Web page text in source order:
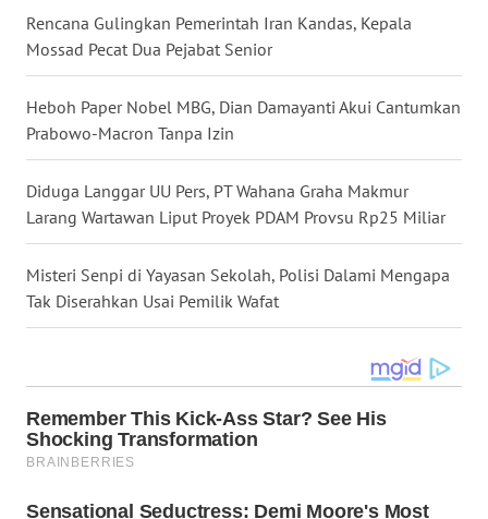
Rencana Gulingkan Pemerintah Iran Kandas, Kepala
Mossad Pecat Dua Pejabat Senior
Heboh Paper Nobel MBG, Dian Damayanti Akui Cantumkan
Prabowo-Macron Tanpa Izin
Diduga Langgar UU Pers, PT Wahana Graha Makmur
Larang Wartawan Liput Proyek PDAM Provsu Rp25 Miliar
Misteri Senpi di Yayasan Sekolah, Polisi Dalami Mengapa
Tak Diserahkan Usai Pemilik Wafat
WN
KALTIM
WN
SULSEL
WN
GORONTALO
WN
SULUT
WN
MALUT
WN